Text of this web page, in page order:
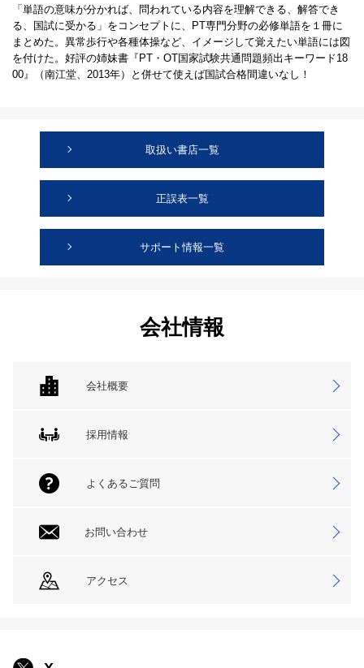
「単語の意味が分かれば、問われている内容を理解できる、解答でき
る、国試に受かる」をコンセプトに、PT専門分野の必修単語を１冊に
まとめた。異常歩行や各種体操など、イメージして覚えたい単語には図
を付けた。好評の姉妹書『PT・OT国家試験共通問題頻出キーワード18
00』（南江堂、2013年）と併せて使えば国試合格間違いなし！
取扱い書店一覧
正誤表一覧
サポート情報一覧
会社情報
会社概要
採用情報
よくあるご質問
お問い合わせ
アクセス